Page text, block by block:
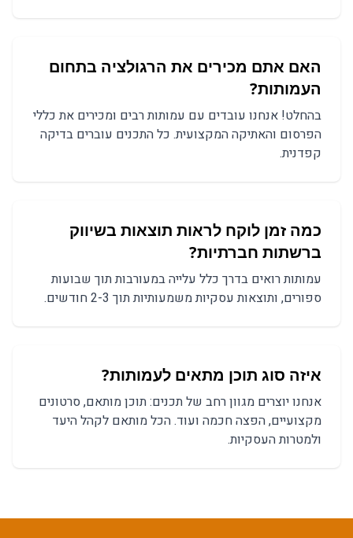
האם אתם מכירים את הרגולציה בתחום
העמותות?
בהחלט! אנחנו עובדים עם עמותותרבים ומכירים את כללי
הפרסום והאתיקה המקצועית. כל התכנים עוברים בדיקה
קפדנית.
כמה זמן לוקח לראות תוצאות בשיווק
ברשתות חברתיות?
עמותותרואים בדרך כלל עלייה במעורבות תוך שבועות
ספורים, ותוצאות עסקיות משמעותיות תוך 2-3 חודשים.
איזה סוג תוכן מתאים לעמותות?
אנחנו יוצרים מגוון רחב של תכנים:תוכן מותאם, סרטונים
מקצועיים, הפצה חכמה ועוד. הכל מותאם לקהל היעד
ולמטרות העסקיות.